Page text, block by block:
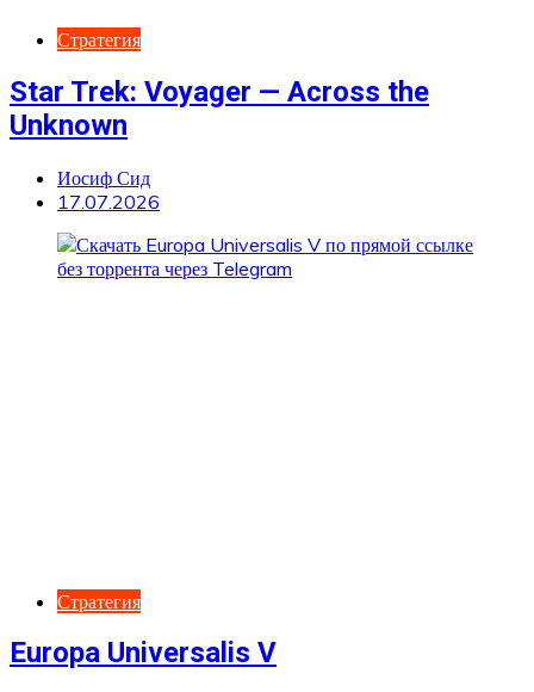
Стратегия
Star Trek: Voyager — Across the
Unknown
Иосиф Сид
17.07.2026
Стратегия
Europa Universalis V